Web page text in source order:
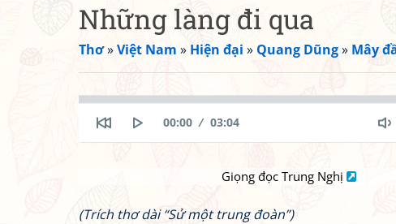
Những làng đi qua
Thơ»Việt Nam » Hiện đại » Quang Dũng» Mây
Seek
Current
00:00 Duration
03:04
Giọng đọc Trung Nghị
(Trích thơ dài “Sử một trung đoàn”)